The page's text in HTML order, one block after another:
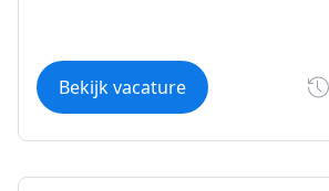
Bekijk vacature